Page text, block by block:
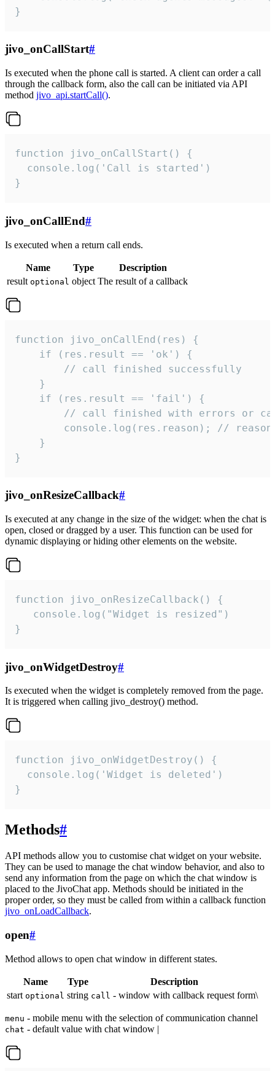
}
jivo_onCallStart#
Is executed when the phone call is started. A client can order a call
through the callback form, also the call can be initiated via API
method jivo_api.startCall().
function jivo_onCallStart() {
  console.log('Call is started')
}
jivo_onCallEnd#
Is executed when a return call ends.
Name Type
Description
result optional object The result of a callback
function jivo_onCallEnd(res) {
    if (res.result == 'ok') {
        // call finished successfully
    }
    if (res.result == 'fail') {
// call finished with errors or
console.log(res.reason); //
    }
}
jivo_onResizeCallback#
Is executed at any change in the size of the widget: when the chat is
open, closed or dragged by a user. This function can be used for
dynamic displaying or hiding other elements on the website.
function jivo_onResizeCallback() {
   console.log("Widget is resized")
}
jivo_onWidgetDestroy#
Is executed when the widget is completely removed from the page.
It is triggered when calling jivo_destroy() method.
function jivo_onWidgetDestroy() {
  console.log('Widget is deleted')
}
Methods#
API methods allow you to customise chat widget on your website.
They can be used to manage the chat window behavior, and also to
send any information from the page on which the chat window is
placed to the JivoChat app. Methods should be initiated in the
proper order, so they must be called from within a callback function
jivo_onLoadCallback.
open#
Method allows to open chat window in different states.
Name Type
Description
start optional string call - window with callback request form\
menu - mobile menu with the selection of communication channel
chat - default value with chat window |